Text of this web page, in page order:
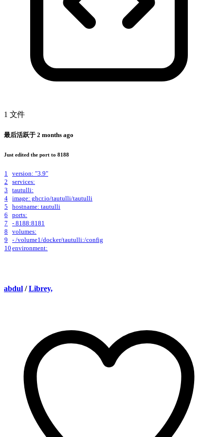
1 文件
最后活跃于 2 months ago
Just edited the port to 8188
1
version: "3.9"
2
services:
3
tautulli:
4
image: ghcr.io/tautulli/tautulli
5
hostname: tautulli
6
ports:
7
- 8188:8181
8
volumes:
9
- /volume1/docker/tautulli:/config
10 environment:
abdul / Librey,